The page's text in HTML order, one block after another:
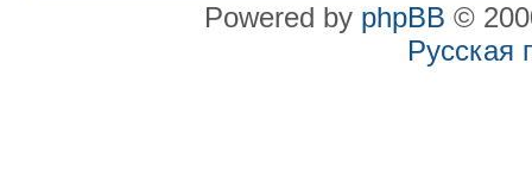
Powered by phpBB ©
Русская